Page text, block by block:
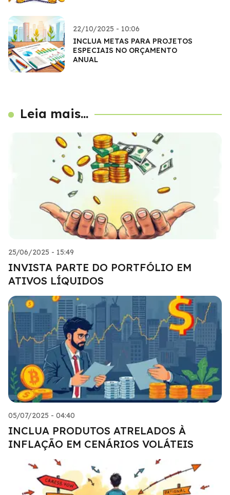
22/10/2025 - 10:06
INCLUA METAS PARA PROJETOS
ESPECIAIS NO ORÇAMENTO
ANUAL
Leia mais...
25/06/2025 - 15:49
INVISTA PARTE DO PORTFÓLIO EM
ATIVOS LÍQUIDOS
05/07/2025 - 04:40
INCLUA PRODUTOS ATRELADOS À
INFLAÇÃO EM CENÁRIOS VOLÁTEIS